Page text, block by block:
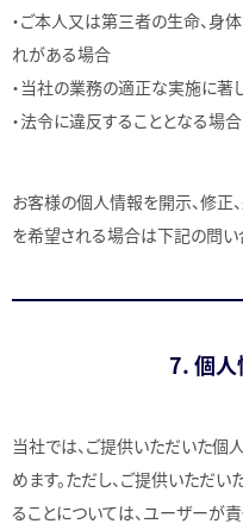
・ご本人又は第三者の生命、身
れがある場合
・当社の業務の適正な実施に
・法令に違反することとなる場合
お客様の個人情報を開示、修正
を希望される場合は下記の問い
7. 個人
当社では、ご提供いただいた個
めます。ただし、ご提供いただ
ることについては、ユーザーが